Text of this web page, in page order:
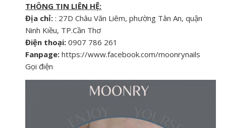
THÔNG TIN LIÊN HỆ:
Địa chỉ: : 27D Châu Văn Liêm, phường Tân An, quận
Ninh Kiều, TP.Cần Thơ
Điện thoại: 0907 786 261
Fanpage: https://www.facebook.com/moonrynails
Gọi điện